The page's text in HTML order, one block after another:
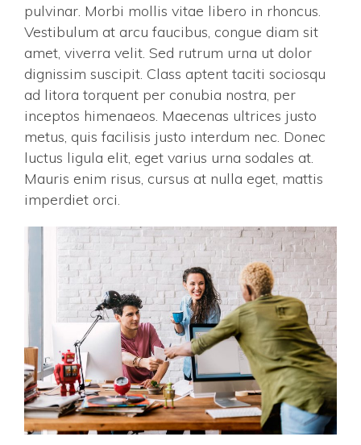
pulvinar. Morbi mollis vitae libero in rhoncus.
Vestibulum at arcu faucibus, congue diam sit
amet, viverra velit. Sed rutrum urna ut dolor
dignissim suscipit. Class aptent taciti sociosqu
ad litora torquent per conubia nostra, per
inceptos himenaeos. Maecenas ultrices justo
metus, quis facilisis justo interdum nec. Donec
luctus ligula elit, eget varius urna sodales at.
Mauris enim risus, cursus at nulla eget, mattis
imperdiet orci.